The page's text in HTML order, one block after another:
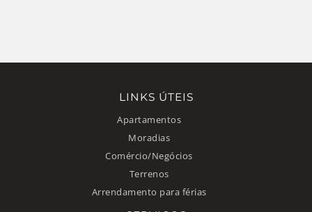
LINKS ÚTEIS
Apartamentos
Moradias
Comércio/Negócios
Terrenos
Arrendamento para férias